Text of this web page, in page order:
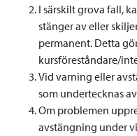
I särskilt grova fall,
stänger av eller
permanent. Detta
kursföreståndare/
Vid varning eller
som undertecknas
Om problemen
avstängning under